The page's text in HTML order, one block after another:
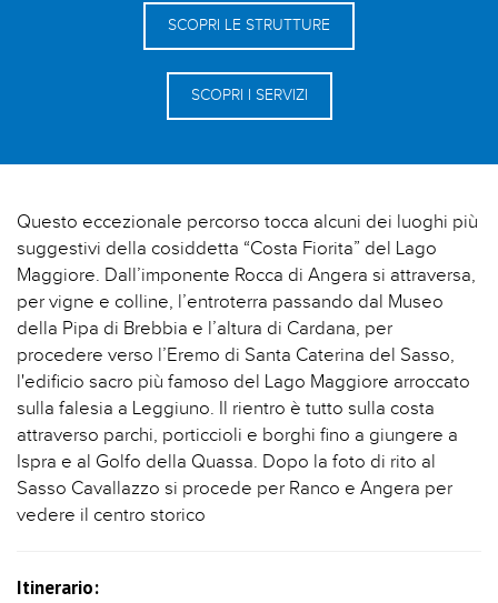
SCOPRI LE STRUTTURE
SCOPRI I SERVIZI
Questo eccezionale percorso tocca alcuni dei luoghi più
suggestivi della cosiddetta “Costa Fiorita” del Lago
Maggiore. Dall’imponente Rocca di Angera si attraversa,
per vigne e colline, l’entroterra passando dal Museo
della Pipa di Brebbia e l’altura di Cardana, per
procedere verso l’Eremo di Santa Caterina del Sasso,
l'edificio sacro più famoso del Lago Maggiore arroccato
sulla falesia a Leggiuno. Il rientro è tutto sulla costa
attraverso parchi, porticcioli e borghi fino a giungere a
Ispra e al Golfo della Quassa. Dopo la foto di rito al
Sasso Cavallazzo si procede per Ranco e Angera per
vedere il centro storico
Itinerario: